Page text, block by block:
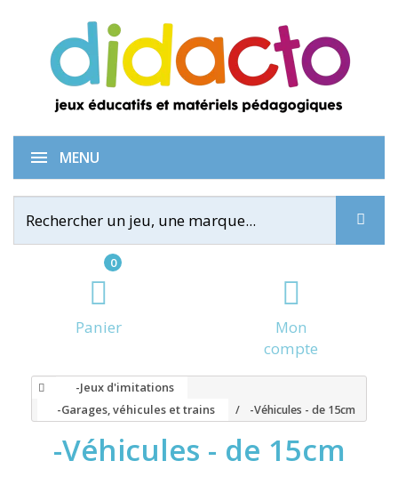
0
Panier
Mon
compte
MENU
-Jeux d'imitations
-Garages, véhicules et trains
-Véhicules - de 15cm
-Véhicules - de 15cm